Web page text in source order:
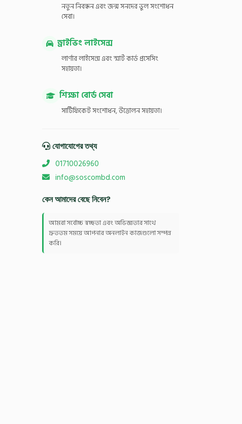
নতুন নিবন্ধন এবং জন্ম সনদের ভুল সংশোধন
সেবা।
ড্রাইভিং লাইসেন্স
লার্ণার লাইসেন্স এবং স্মার্ট কার্ড প্রসেসিং
সহায়তা।
শিক্ষা বোর্ড সেবা
সার্টিফিকেট সংশোধন, উত্তোলন সহায়তা।
যোগাযোগের তথ্য
01710026960
info@soscombd.com
কেন আমাদের বেছে নিবেন?
আমরা সর্বোচ্চ স্বচ্ছতা এবং অভিজ্ঞতার সাথে
দ্রুততম সময়ে আপনার অনলাইন কাজগুলো সম্পন্ন
করি।